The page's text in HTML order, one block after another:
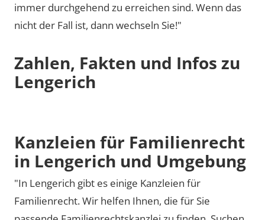
immer durchgehend zu erreichen sind. Wenn das
nicht der Fall ist, dann wechseln Sie!"
Zahlen, Fakten und Infos zu
Lengerich
Kanzleien für Familienrecht
in Lengerich und Umgebung
"In Lengerich gibt es einige Kanzleien für
Familienrecht. Wir helfen Ihnen, die für Sie